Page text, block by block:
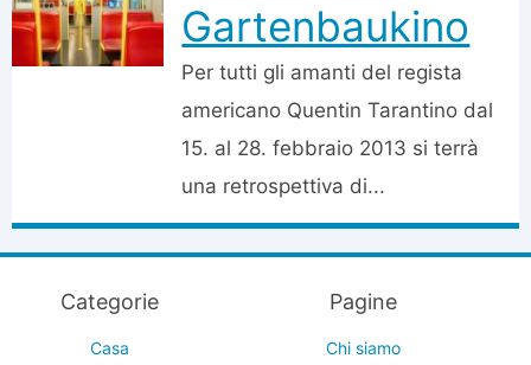
Gartenbaukino
Per tutti gli amanti del regista
americano Quentin Tarantino dal
15. al 28. febbraio 2013 si terrà
una retrospettiva di...
Categorie
Casa
Pagine
Chi siamo